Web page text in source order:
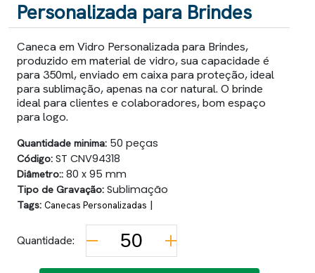
Personalizada para Brindes
Caneca em Vidro Personalizada para Brindes,
produzido em material de vidro, sua capacidade é
para 350ml, enviado em caixa para proteção, ideal
para sublimação, apenas na cor natural. O brinde
ideal para clientes e colaboradores, bom espaço
para logo.
Quantidade minima: 50 peças
Código: ST CNV94318
Diâmetro:: 80 x 95 mm
Tipo de Gravação: Sublimação
Tags: Canecas Personalizadas |
Quantidade: